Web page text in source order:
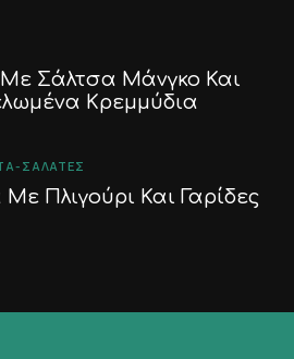
Με Σάλτσα Μάνγκο Και
Κρεμμύδια
ΣΑΛΆΤΕΣ
Πλιγούρι Και Γαρίδες